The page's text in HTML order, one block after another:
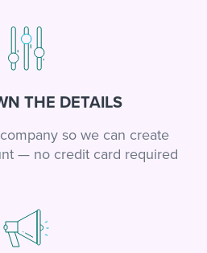
THE DETAILS
so we can create
— no credit card required